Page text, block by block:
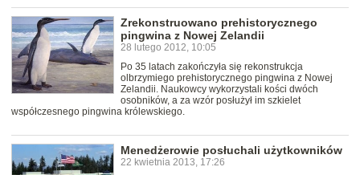
Zrekonstruowano prehistorycznego
pingwina z Nowej Zelandii
28 lutego 2012, 10:05
Po 35 latach zakończyła się rekonstrukcja
olbrzymiego prehistorycznego pingwina z Nowej
Zelandii. Naukowcy wykorzystali kości dwóch
osobników, a za wzór posłużył im szkielet
współczesnego pingwina królewskiego.
Menedżerowie posłuchali użytkowników
22 kwietnia 2013, 17:26